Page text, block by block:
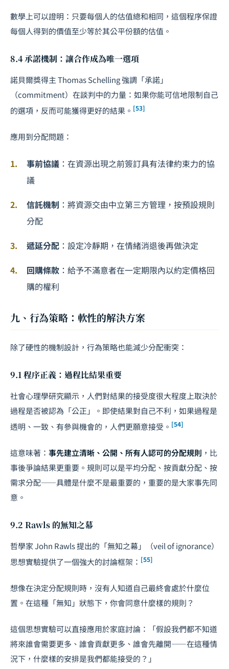
數學上可以證明：只要每個人的估值總和相同，這個程序保證
每個人得到的價值至少等於其公平份額的估值。
8.4 承諾機制：讓合作成為唯一選項
諾貝爾獎得主 Thomas Schelling 強調「承諾」
（commitment）在談判中的力量：如果你能可信地限制自己
的選項，反而可能獲得更好的結果。 [53]
應用到分配問題：
事前協議 ：在資源出現之前簽訂具有法律約束力的協
議
信託機制 ：將資源交由中立第三方管理，按預設規則
分配
遞延分配 ：設定冷靜期，在情緒消退後再做決定
回購條款 ：給予不滿意者在一定期限內以約定價格回
購的權利
九、行為策略：軟性的解決方案
除了硬性的機制設計，行為策略也能減少分配衝突：
9.1 程序正義：過程比結果重要
社會心理學研究顯示，人們對結果的接受度很大程度上取決於
過程是否被認為「公正」。即使結果對自己不利，如果過程是
透明、一致、有參與機會的，人們更願意接受。 [54]
這意味著： 事先建立清晰、公開、所有人認可的分配規則 ，比
事後爭論結果更重要。規則可以是平均分配、按貢獻分配、按
需求分配——具體是什麼不是最重要的，重要的是大家事先同
意。
9.2 Rawls 的無知之幕
哲學家 John Rawls 提出的「無知之幕」（veil of ignorance）
思想實驗提供了一個強大的討論框架： [55]
想像在決定分配規則時，沒有人知道自己最終會處於什麼位
置。在這種「無知」狀態下，你會同意什麼樣的規則？
這個思想實驗可以直接應用於家庭討論：「假設我們都不知道
將來誰會需要更多、誰會貢獻更多、誰會先離開——在這種情
況下，什麼樣的安排是我們都能接受的？」